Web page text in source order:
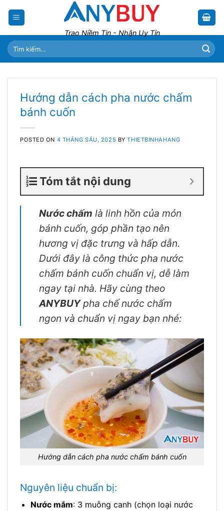
Trao Niềm Tin - Nhận Uy Tín
Tìm
kiếm:
Hướng dẫn cách pha nước chấm
bánh cuốn
POSTED ON 4 THÁNG SÁU, 2025 BYTHIETBINHAHANG
Tóm tắt nội dung
Nước chấm là linh hồn của món
bánh cuốn, góp phần tạo nên
hương vị đặc trưng và hấp dẫn.
Dưới đây là công thức pha nước
chấm bánh cuốn chuẩn vị, dễ làm
ngay tại nhà. Hãy cùng theo
ANYBUYpha chế nước chấm
ngon và chuẩn vị ngay bạn nhé:
Hướng dẫn cách pha nước chấm bánh cuốn
Nguyên liệu chuẩn bị:
Nước mắm: 3 muỗng canh (chọn loại nước